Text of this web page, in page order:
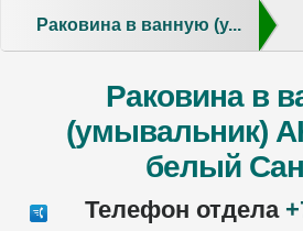
Раковина в ванную (у...
Раковина в
(умывальник)
белый
Телефон отдела